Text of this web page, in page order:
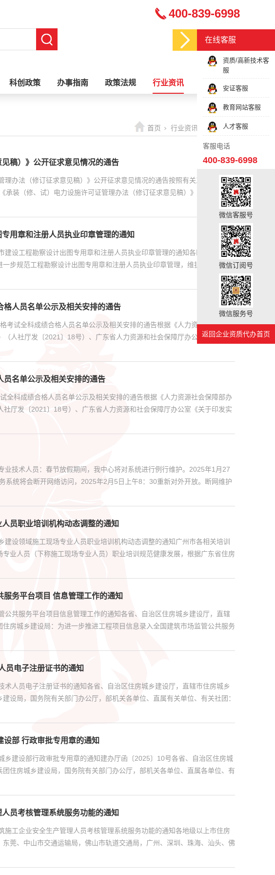
400-839-6998
科创政策 办事指南 政策法规 行业资讯 关于我们
首页 行业资讯 最新资讯
稿）》公开征求意见情况的通告
办法（修订征求意见稿）》公开征求意见情况的通告按照有关工作安排，
装（修、试）电力设施许可证管理办法（修订征求意见稿）》向社会公开
用章和注册人员执业印章管理的通知
设工程勘察设计出图专用章和注册人员执业印章管理的通知各区建设主管
步规范工程勘察设计出图专用章和注册人员执业印章管理，维护良好市场秩
人员名单公示及相关安排的通告
试全科成绩合格人员名单公示及相关安排的通告根据《人力资源社会保障
人社厅发〔2021〕18号）、广东省人力资源和社会保障厅办公室《关于印
员名单公示及相关安排的通告
科成绩合格人员名单公示及相关安排的通告根据《人力资源社会保障部办
厅发〔2021〕18号）、广东省人力资源和社会保障厅办公室《关于印发实
技术人员：春节放假期间，我中心将对系统进行例行维护。2025年1月27
系统将会断开网络访问，2025年2月5日上午8：30重新对外开放。断网维护
员职业培训机构动态调整的通知
设领域施工现场专业人员职业培训机构动态调整的通知广州市各相关培训
业人员（下称施工现场专业人员）职业培训规范健康发展，根据广东省住房
务平台项目 信息管理工作的通知
共服务平台项目信息管理工作的通知各省、自治区住房城乡建设厅，直辖
房城乡建设局：为进一步推进工程项目信息录入全国建筑市场监管公共服务
员电子注册证书的通知
人员电子注册证书的通知各省、自治区住房城乡建设厅，直辖市住房城乡
设局，国务院有关部门办公厅，部机关各单位、直属有关单位、有关社团：
部 行政审批专用章的通知
建设部行政审批专用章的通知建办厅函〔2025〕10号各省、自治区住房城
住房城乡建设局，国务院有关部门办公厅，部机关各单位、直属各单位、有
员考核管理系统服务功能的通知
工企业安全生产管理人员考核管理系统服务功能的通知各地级以上市住房
莞、中山市交通运输局，佛山市轨道交通局，广州、深圳、珠海、汕头、佛
在线客服
资质/高新技术客
服
安证客服
教育网站客服
人才客服
客服电话
400-839-6998
微信客服号
微信订阅号
微信服务号
返回企业资质代办首页